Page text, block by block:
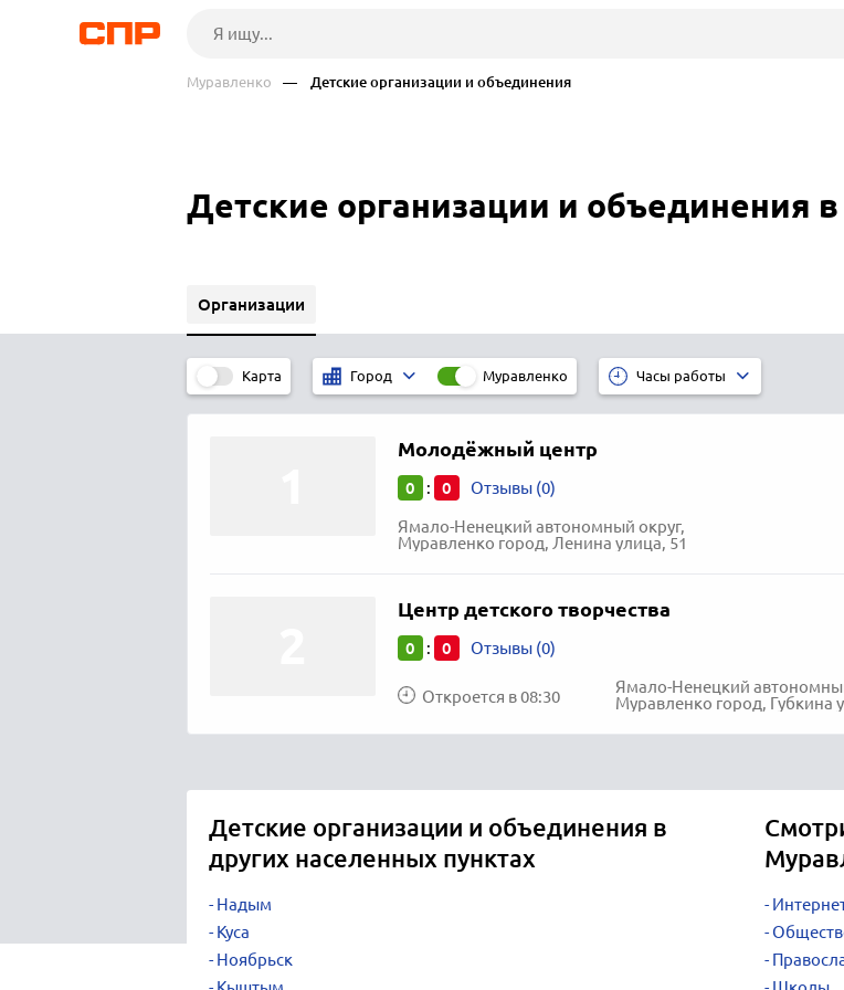
Муравленко — Детские организации и объединения
Детские организации и объединения
Организации
Карта Город Муравленко Часы работы
Молодёжный центр
0 : 0 Отзывы (0)
Ямало-Ненецкий автономный округ,
Муравленко город, Ленина улица, 51
Центр детского творчества
0 : 0 Отзывы (0)
Откроется в 08:30
Ямало-Ненецкий
Муравленко город, Губкина
Детские организации и объединения в
других населенных пунктах
Надым
Куса
Ноябрьск